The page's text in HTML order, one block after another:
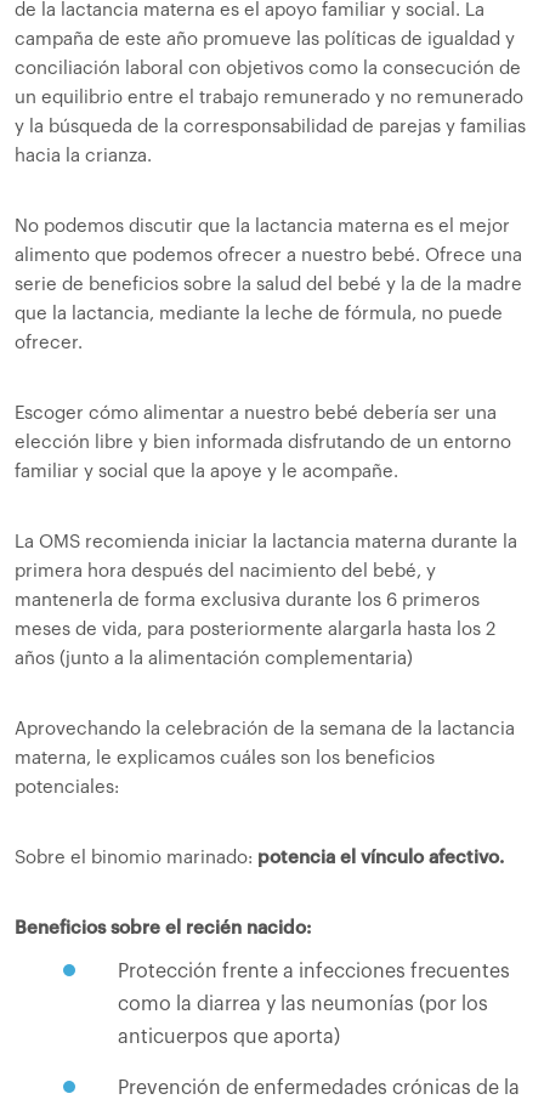
de la lactancia materna es el apoyo familiar y social. La
campaña de este año promueve las políticas de igualdad y
conciliación laboral con objetivos como la consecución de
un equilibrio entre el trabajo remunerado y no remunerado
y la búsqueda de la corresponsabilidad de parejas y familias
hacia la crianza.
No podemos discutir que la lactancia materna es el mejor
alimento que podemos ofrecer a nuestro bebé. Ofrece una
serie de beneficios sobre la salud del bebé y la de la madre
que la lactancia, mediante la leche de fórmula, no puede
ofrecer.
Escoger cómo alimentar a nuestro bebé debería ser una
elección libre y bien informada disfrutando de un entorno
familiar y social que la apoye y le acompañe.
La OMS recomienda iniciar la lactancia materna durante la
primera hora después del nacimiento del bebé, y
mantenerla de forma exclusiva durante los 6 primeros
meses de vida, para posteriormente alargarla hasta los 2
años (junto a la alimentación complementaria)
Aprovechando la celebración de la semana de la lactancia
materna, le explicamos cuáles son los beneficios
potenciales:
Sobre el binomio marinado: potencia el vínculo afectivo.
Beneficios sobre el recién nacido:
Protección frente a infecciones frecuentes
como la diarrea y las neumonías (por los
anticuerpos que aporta)
Prevención de enfermedades crónicas de la